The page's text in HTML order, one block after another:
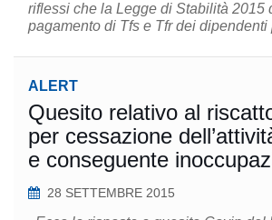
riflessi che la Legge di Stabilità 2015
pagamento di Tfs e Tfr dei dipendenti
ALERT
Quesito relativo al
per cessazione
e conseguente
28 SETTEMBRE 2015